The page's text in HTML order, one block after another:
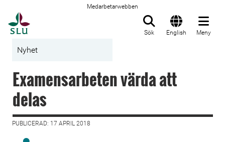
Medarbetarwebben
Sök English Meny
Nyhet
Examensarbeten värda att
delas
PUBLICERAD: 17 APRIL 2018